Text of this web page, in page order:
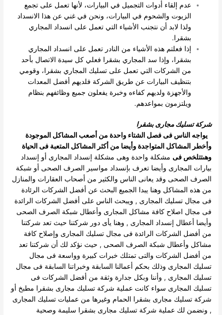
عدم إلقاء أدوات التجميل في البيارات، لأنها تعمل على تجمع
الزيوت والشحوم في البيارات، ونحن في غني عن هذا الانسداد
ولذا لابد أن نتجنب الأشياء التي تعمل على انسداد المجاري
بشقرا.
إذا فعلتم هذه الأشياء من النادر تعمل على انسداد المجاري
بشقرا، وإذا سد المجاري بشقرا فعلي كل سيدة الاتصال بأحد
من الشركات التي تعمل على تسليك المجاري بشقرا، وقومي
بتنظيف البيارات عن طريق الشركة فلديهم أفضل المعدات
والأجهزة ولديهم كفاءه وخبرة يفعلون جميع وظائفهم بنظام
ويلتزمون بمواعدهم.
شركة تسليك مجارى بشقرا
يواجه الناس فى فصل الشتاء واحدة من أصعب المشاكل الموجودة
وأخطر المشاكل المتواجدة وأيضا من أكثر المشاكل المتعبة فى الحياة
وهىتتلخص فى مشكلة واحدة وهى مشكلة إنسداد المجارى أو إنسداد
بيارات المجارى وأيضا تعرف بإنسداد مواسير الصرف الصحى أو شبكة
الصرف الصحى وقد يعانى الناس والكثير من أصحاب العقارات والمنازل
من هذه المشاكل وهنا يبدا الجميع البحث عن أفضل الشركات الرئادة
فى مجال تسليك المجارى , ويبحث الناس على أفضل الشركات الرائدة
فى مجال اصلاح كافة مشاكل المجارى وأعطال شبكة الصرف الصحى
وأيضا أعطال إنسداد المجارى , وهنا يأى دور شركتنا حيث تعد شركتنا
من أفضل الشركات الرائدة فى مجال تسليك المجارى وإصلاح كافة
مشاكل وأعطال شبكة الصرف الصحى , حيث نؤكد لك أن شركتنا تعد
من أفضل الشركات والتى تمتلك خبرات كبيرة وواسعة فى مجال
تسليك المجارى وذلك بحكم أعمالنا السابقة وخبراتنا السابقة فى مجال
تسليك المجارى , وأننا وبكل جدارة وثقة من أفضل الشركات فى
تسليك المجارى سواء كانت عملية شركة تسليك مجارى بشقرا مطبخ أو
شركة تسليك مجارى بشقرا الحمام وغيرها من عمليات تسليك المجارى
, ونضمن لك عملية شركة تسليك مجارى بشقرا سليمة وصحية